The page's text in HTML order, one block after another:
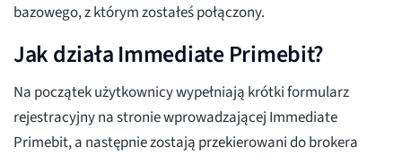
bazowego, z którym zostałeś połączony.
Jak działa Immediate Primebit?
Na początek użytkownicy wypełniają krótki formularz
rejestracyjny na stronie wprowadzającej Immediate
Primebit, a następnie zostają przekierowani do brokera